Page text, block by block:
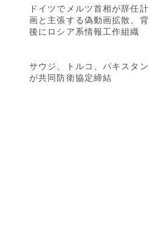
ドイツでメルツ首相が辞任計
画と主張する偽動画拡散、背
後にロシア系情報工作組織
サウジ、トルコ、パキスタン
が共同防衛協定締結